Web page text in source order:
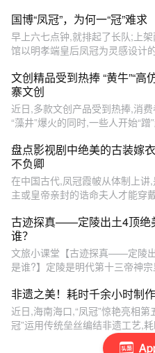
国博“凤冠”，为何一“冠”难求
早上六七点钟,就排起了长队;上
馆以明孝端皇后凤冠为灵感设计
文创精品受到热捧 “黄牛”“高
寨文创
近日,多款文创产品受到热捧,消
“藻井”爆火的同时,一些人开始“蹭
盘点影视剧中绝美的古装嫁
不负卿
在中国古代,凤冠霞帔从体制上
主或皇帝亲封的诰命夫人才能穿
古迹探真——定陵出土4顶绝
谁？
文旅小课堂【古迹探真——定陵
是谁?】定陵是明代第十三帝神
非遗之美！耗时千余小时制
近日,海南海口,“凤冠”惊艳亮相
冠”运用传统垒丝编结非遗工艺,